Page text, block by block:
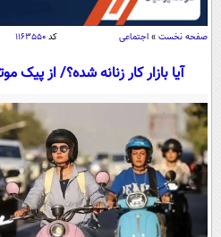
اقتصاد
اقتصادی
جامعه
حوادث
سلامت
یک برش
محیط
بین
سیاست
فرهنگ و
علم و
فناوری و It
قرآن
صفحه نخست » اجتماعی کد ۱۱۶۳۵۵۰
آیا بازار کار زنانه شده؟/ از پیک